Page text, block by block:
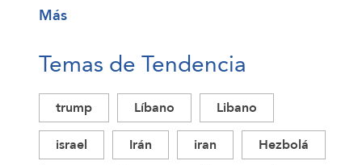
Más
Temas de Tendencia
trump Líbano
Libano
israel
Irán iran
Hezbolá